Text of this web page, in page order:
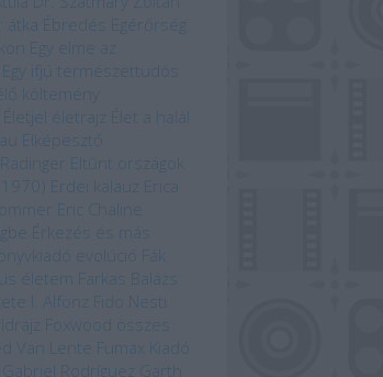
átka Ébredés
Egérőrség
Egy elme az
Egy ifjú természettudós
költemény
Életjel életrajz Élet a halál
Elképesztő
Eltűnt országok
Erdei kalauz Erica
Eric Chaline
Érkezés és más
evolúció
Fák
életem Farkas Balázs
I. Alfonz Fido Nesti
Foxwood összes
Van Lente
Fumax Kiadó
Gabriel Rodríguez Garth